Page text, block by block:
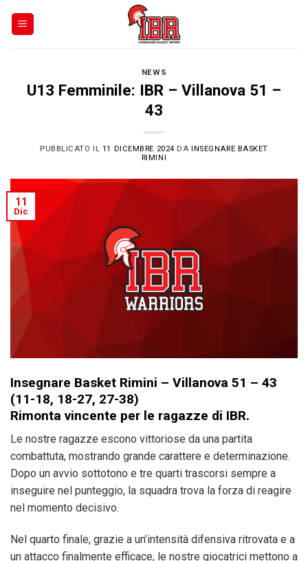
NEWS
U13 Femminile: IBR – Villanova 51 –
43
PUBBLICATO IL 11 DICEMBRE 2024 DAINSEGNARE BASKET
RIMINI
11
Dic
Insegnare Basket Rimini – Villanova 51 – 43
(11-18, 18-27, 27-38)
Rimonta vincente per le ragazze di IBR.
Le nostre ragazze escono vittoriose da una partita
combattuta, mostrando grande carattere e determinazione.
Dopo un avvio sottotono e tre quarti trascorsi sempre a
inseguire nel punteggio, la squadra trova la forza di reagire
nel momento decisivo.
Nel quarto finale, grazie a un’intensità difensiva ritrovata e a
un attacco finalmente efficace, le nostre giocatrici mettono a